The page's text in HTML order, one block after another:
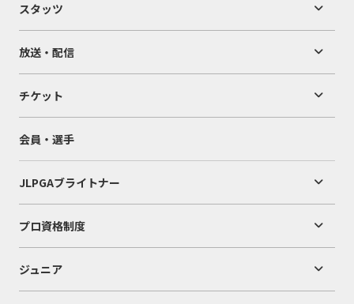
スタッツ
放送・配信
チケット
会員・選手
JLPGAブライトナー
プロ資格制度
ジュニア